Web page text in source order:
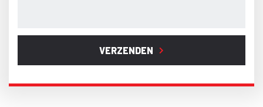
VERZENDEN